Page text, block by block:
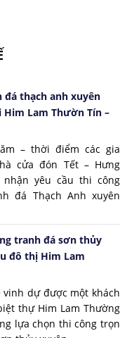
thạch anh xuyên
Lam Thườn Tín –
– thời điểm các gia
cửa đón Tết – Hưng
yêu cầu thi công
đá Thạch Anh xuyên
tranh đá sơn thủy
đô thị Him Lam
vinh dự được một khách
thự Him Lam Thường
lựa chọn thi công trọn